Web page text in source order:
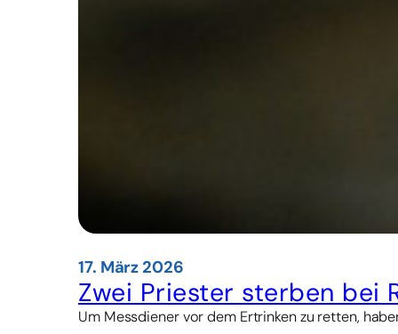
17. März 2026
Zwei Priester sterben bei
Um Messdiener vor dem Ertrinken zu retten,